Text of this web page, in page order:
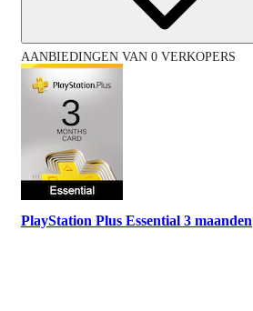
AANBIEDINGEN VAN 0 VERKOPERS
PlayStation Plus Essential 3 maanden